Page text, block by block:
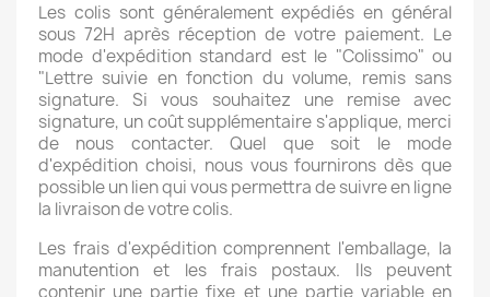
Les colis sont généralement expédiés en général
sous 72H après réception de votre paiement. Le
mode d'expédition standard est le "Colissimo" ou
"Lettre suivie en fonction du volume, remis sans
signature. Si vous souhaitez une remise avec
signature, un coût supplémentaire s'applique, merci
de nous contacter. Quel que soit le mode
d'expédition choisi, nous vous fournirons dès que
possible un lien qui vous permettra de suivre en ligne
la livraison de votre colis.
Les frais d'expédition comprennent l'emballage, la
manutention et les frais postaux. Ils peuvent
contenir une partie fixe et une partie variable en